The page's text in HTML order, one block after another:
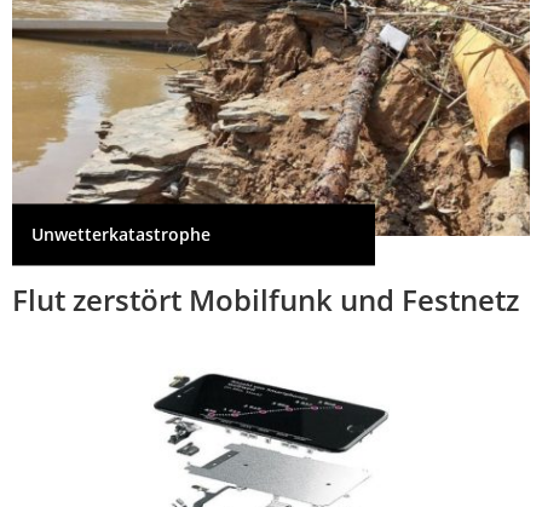
Unwetterkatastrophe
Flut zerstört Mobilfunk und Festnetz